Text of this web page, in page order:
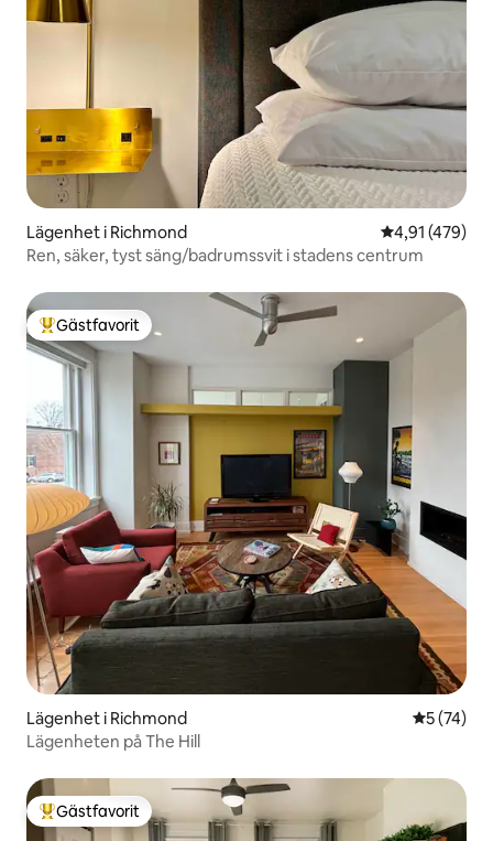
Lägenhet i Richmond 4,91 av 5 i
4,91 (479)
Ren, säker, tyst säng/badrumssvit i stadens centrum
Populär gästfavorit
Gästfavorit
Lägenhet i Richmond 5 av 5 i
5 (74)
Lägenheten på The Hill
Populär gästfavorit
Gästfavorit